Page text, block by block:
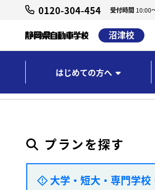
0120-304-454 受付時間 10:00
沼津校
はじめての方へ
沼津校 ホーム
プランを探す
大学・短大・専門学